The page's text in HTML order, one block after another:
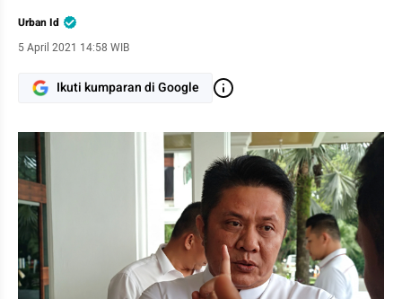
Urban Id
5 April 2021 14:58 WIB
Ikuti kumparan di Google